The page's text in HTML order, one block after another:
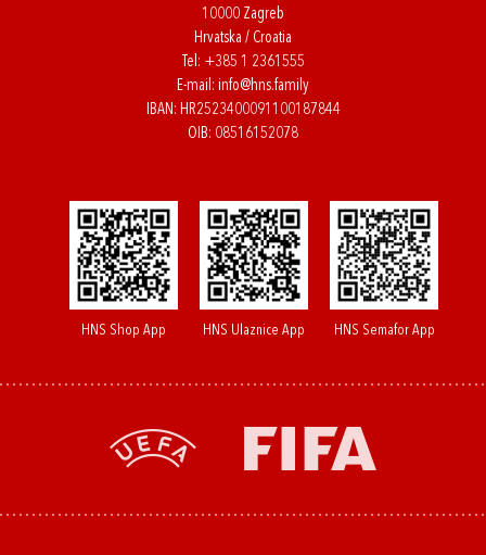
10000 Zagreb
Hrvatska / Croatia
Tel: +385 1 2361555
E-mail: info@hns.family
IBAN: HR2523400091100187844
OIB: 08516152078
HNS Shop App HNS Ulaznice App HNS Semafor App